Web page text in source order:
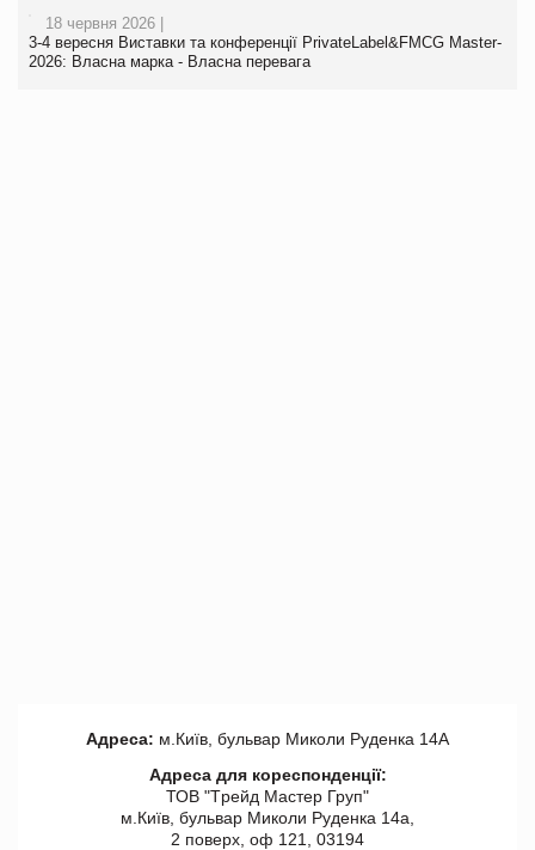
18 червня 2026 |
3-4 вересня Виставки та конференції PrivateLabel&FMCG Master-
2026: Власна марка - Власна перевага
Адреса: м.Київ, бульвар Миколи Руденка 14А
Адреса для кореспонденції:
ТОВ "Tрейд Мастер Груп"
м.Київ, бульвар Миколи Руденка 14а,
2 поверх, оф 121, 03194